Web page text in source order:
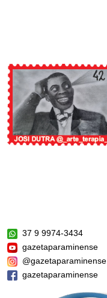
37 9 9974-3434
gazetaparaminense
@gazetaparaminense
gazetaparaminense